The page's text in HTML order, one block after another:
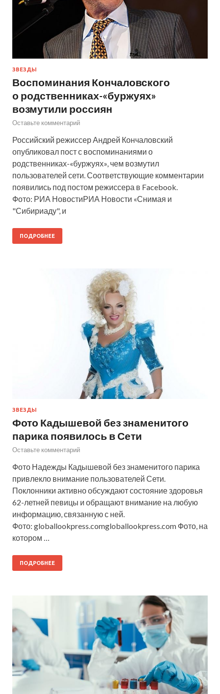
ЗВЕЗДЫ
Воспоминания Кончаловского
о родственниках-«буржуях»
возмутили россиян
Оставьте комментарий
Российский режиссер Андрей Кончаловский
опубликовал пост с воспоминаниями о
родственниках-«буржуях», чем возмутил
пользователей сети. Соответствующие комментарии
появились под постом режиссера в Facebook.
Фото: РИА НовостиРИА Новости «Снимая и
"Сибириаду", и
ПОДРОБНЕЕ
ЗВЕЗДЫ
Фото Кадышевой без знаменитого
парика появилось в Сети
Оставьте комментарий
Фото Надежды Кадышевой без знаменитого парика
привлекло внимание пользователей Сети.
Поклонники активно обсуждают состояние здоровья
62-летней певицы и обращают внимание на любую
информацию, связанную с ней.
Фото: globallookpress.comgloballookpress.com Фото, на
котором …
ПОДРОБНЕЕ